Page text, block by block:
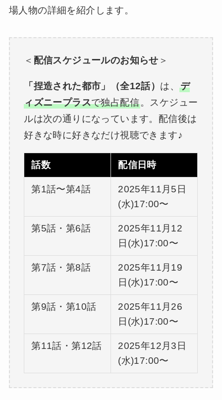
場人物の詳細を紹介します。
＜ 配信スケジュールのお知らせ ＞
「捏造された都市」（全12話） は、 デ
ィズニープラスで独占配信。スケジュー
ルは次の通りになっています。配信後は
好きな時に好きなだけ視聴できます♪
話数 配信日時
第1話〜第4話
2025年11月5日
(水)17:00〜
第5話・第6話
2025年11月12
日(水)17:00〜
第7話・第8話
2025年11月19
日(水)17:00〜
第9話・第10話
2025年11月26
日(水)17:00〜
第11話・第12話
2025年12月3日
(水)17:00〜